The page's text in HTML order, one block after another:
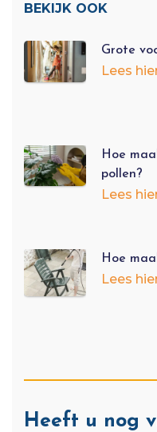
BEKIJK OOK
Grote
Lees
Hoe
pollen?
Lees
Hoe
Lees
Heeft u nog